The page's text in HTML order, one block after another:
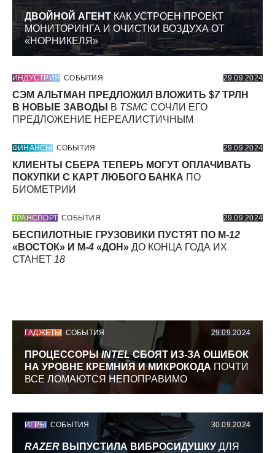
ДВОЙНОЙ АГЕНТКАК УСТРОЕН ПРОЕКТ
МОНИТОРИНГА И ОЧИСТКИ ВОЗДУХА ОТ
«НОРНИКЕЛЯ»
ИНДУСТРИЯ СОБЫТИЯ 29.09.2024
СЭМ АЛЬТМАН ПРЕДЛОЖИЛ ВЛОЖИТЬ $7ТРЛН
В НОВЫЕ ЗАВОДЫ
В TSMC СОЧЛИ ЕГО
ПРЕДЛОЖЕНИЕ НЕРЕАЛИСТИЧНЫМ
ФИНАНСЫ СОБЫТИЯ 29.09.2024
КЛИЕНТЫ СБЕРА ТЕПЕРЬ МОГУТ ОПЛАЧИВАТЬ
ПОКУПКИ С КАРТ ЛЮБОГО БАНКА ПО
БИОМЕТРИИ
ТРАНСПОРТ СОБЫТИЯ 29.09.2024
БЕСПИЛОТНЫЕ ГРУЗОВИКИ ПУСТЯТ ПО М-12
«ВОСТОК» И М-4 «ДОН» ДО КОНЦА ГОДА ИХ
СТАНЕТ 18
ГАДЖЕТЫ СОБЫТИЯ 29.09.2024
ПРОЦЕССОРЫINTELСБОЯТ ИЗ-ЗА ОШИБОК
НА УРОВНЕ КРЕМНИЯ И МИКРОКОДА ПОЧТИ
ВСЕ ЛОМАЮТСЯ НЕПОПРАВИМО
ИГРЫ СОБЫТИЯ 30.09.2024
RAZER ВЫПУСТИЛА ВИБРОСИДУШКУ ДЛЯ